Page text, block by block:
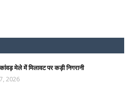
मेले में मिलावट पर कड़ी निगरानी
2026